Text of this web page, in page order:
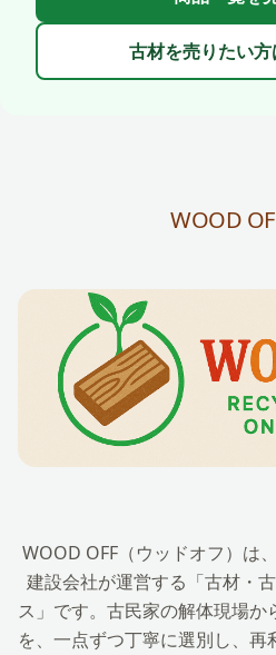
古材を売りたい方
WOOD
WOOD OFF（ウッドオフ）は
建設会社が運営する「古材・
ス」です。古民家の解体現場
を、一点ずつ丁寧に選別し、